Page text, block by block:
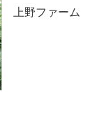
上野ファーム